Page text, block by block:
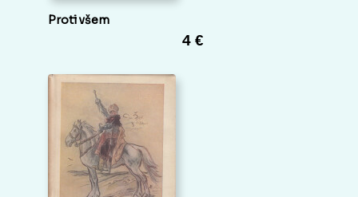
Proti všem
4 €